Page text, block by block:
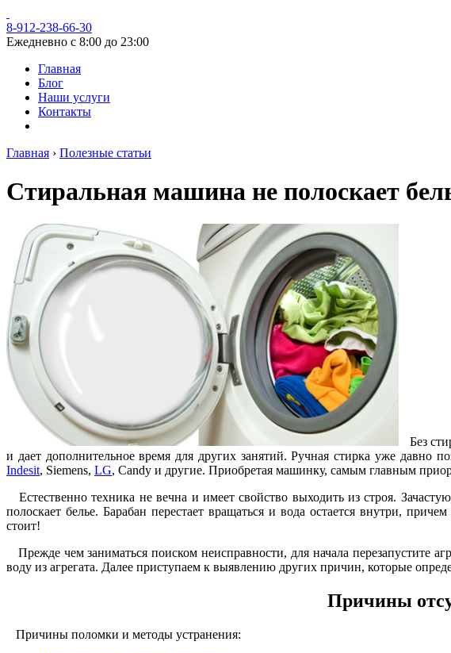
8-912-238-66-30
Ежедневно с 8:00 до 23:00
Главная
Блог
Наши услуги
Контакты
Главная › Полезные статьи
Стиральная машина не полоскает
Без
и дает дополнительное время для других занятий. Ручная стирка уже давно
Indesit, Siemens, LG, Candy и другие. Приобретая машинку, самым главным
Естественно техника не вечна и имеет свойство выходить из строя.
полоскает белье. Барабан перестает вращаться и вода остается внутри,
стоит!
Прежде чем заниматься поиском неисправности, для начала перезапустите
воду из агрегата. Далее приступаем к выявлению других причин, которые
Причины
Причины поломки и методы устранения: